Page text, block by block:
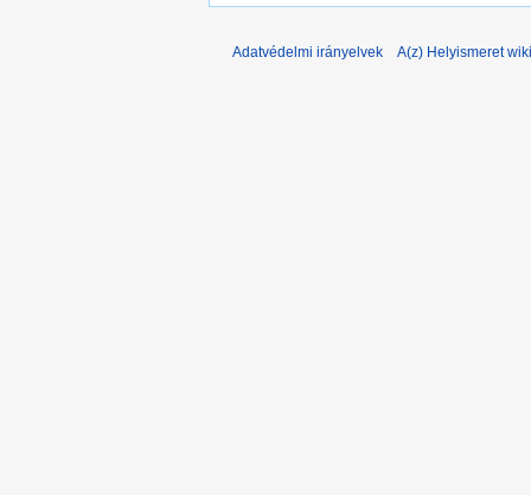
Adatvédelmi irányelvek A(z) Helyismeret